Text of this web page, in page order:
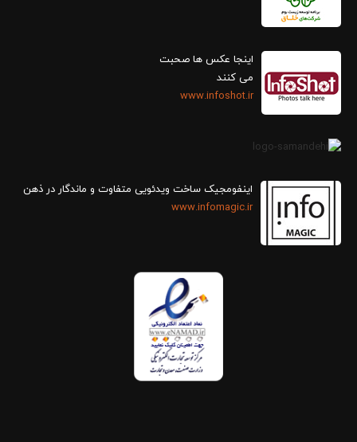
اینجا عکس ها صحبت
می کنند
www.infoshot.ir
اینفومجیک ساخت ویدئویی متفاوت و ماندگار در ذهن
www.infomagic.ir